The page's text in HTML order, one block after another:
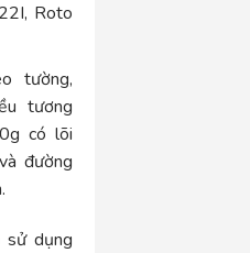
Roto
tường,
tương
có lõi
đường
sử dụng